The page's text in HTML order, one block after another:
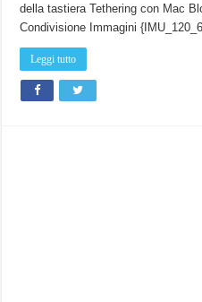
della tastiera Tethering con Mac
Condivisione Immagini
Leggi tutto